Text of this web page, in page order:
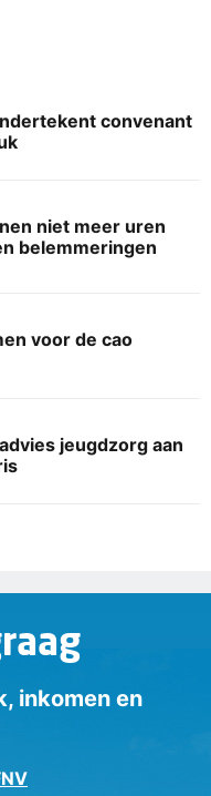
convenant
niet meer uren
belemmeringen
voor de cao
jeugdzorg aan
inkomen en